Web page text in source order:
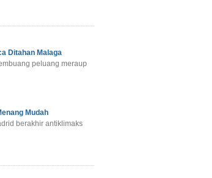
Ditahan Malaga
peluang meraup
Mudah
berakhir antiklimaks